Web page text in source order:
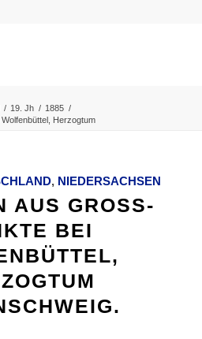
/ 19. Jh / 1885 /
Herzogtum
, NIEDERSACHSEN
AUS GROSS-
BEI